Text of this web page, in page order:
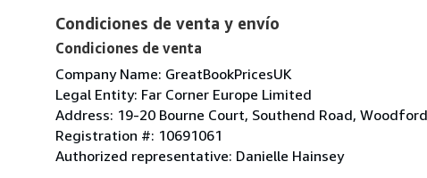
Condiciones de venta y envío
Condiciones de venta
Company Name: GreatBookPricesUK
Legal Entity: Far Corner Europe Limited
Address: 19-20 Bourne Court, Southend Road, Woodford
Registration #: 10691061
Authorized representative: Danielle Hainsey